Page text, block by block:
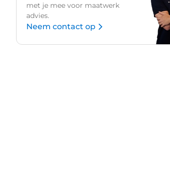
met je mee voor maatwerk
advies.
Neem contact op